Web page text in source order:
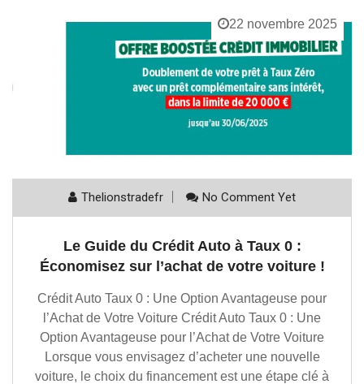
22 novembre 2025
Thelionstradefr No Comment Yet
Le Guide du Crédit Auto à Taux 0 :
Économisez sur l’achat de votre voiture !
Crédit Auto Taux 0 : Une Option Avantageuse pour
l’Achat de Votre Voiture Crédit Auto Taux 0 : Une
Option Avantageuse pour l’Achat de Votre Voiture
Lorsque vous envisagez d’acheter une nouvelle
voiture, le choix du financement est une étape clé à